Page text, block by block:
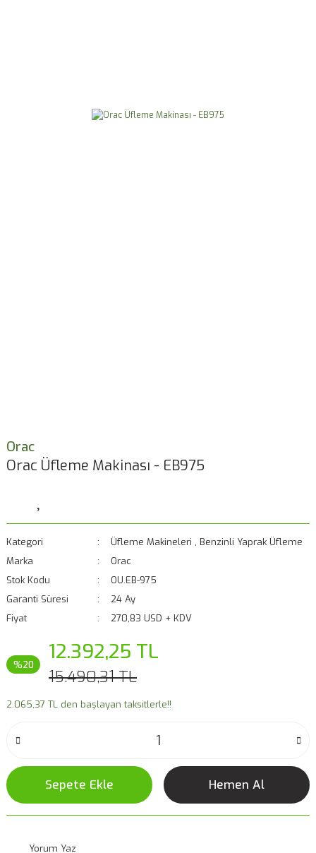
Orac
Orac Üfleme Makinası - EB975
Kategori Üfleme Makineleri , Benzinli Yaprak Üfleme
Marka
Orac
Stok Kodu
OU.EB-975
Garanti Süresi
24 Ay
Fiyat
270,83 USD + KDV
%20 12.392,25 TL
15.490,31 TL
2.065,37 TL den başlayan taksitlerle!!
Sepete Ekle Hemen Al
Yorum Yaz